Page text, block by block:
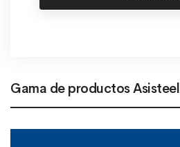
Gama de productos Asisteel